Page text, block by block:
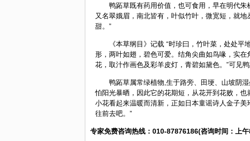
鸭跖草既有药用价值，也可食用，早在明代朱
又名翠娥眉，南北皆有，叶似竹叶，微宽短，就
甜。”
《本草纲目》记载 “时珍曰，竹叶菜，处处
形，两叶如翅，碧色可爱。结角尖曲如鸟喙，实
花，取汁作画色及彩羊皮灯，青碧如黛色。”可见
鸭跖草属常绿植物,生于路旁、田埂、山坡阴
怕阳光暴晒，因此它的花期短，从花开到花败，
小花看起来温暖而清新，正如日本童谣诗人金子美
往前去吧。”
专家免费咨询热线：010-87876186(咨询时间：上